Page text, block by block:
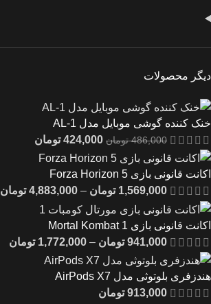
دیگر محصولات
خنک کننده گوشی موبایل مدل AL-1
486,000 تومان 424,000 تومان
اکانت قانونی بازی Forza Horizon 5
1,569,000 تومان –
4,883,000 تومان
اکانت قانونی بازی Mortal Kombat 1
941,000 تومان –
1,772,000 تومان
هندزفری بلوتوثی مدل AirPods X7
913,000 تومان